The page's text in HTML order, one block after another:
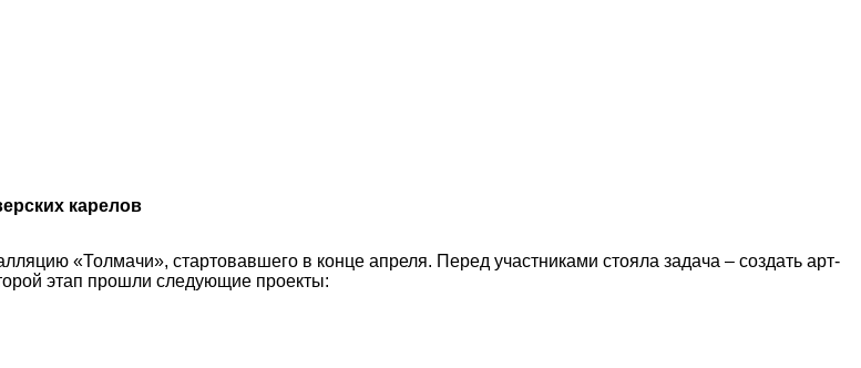
карелов
«Толмачи», стартовавшего в конце апреля. Перед участниками стояла задача – создать арт-
этап прошли следующие проекты: